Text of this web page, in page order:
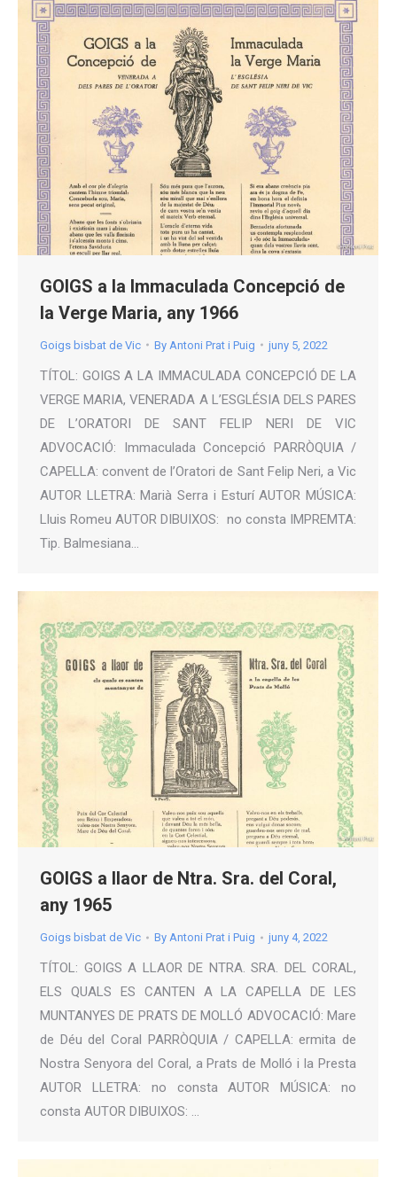
GOIGS a la Immaculada Concepció de
la Verge Maria, any 1966
Goigs bisbat de Vic By Antoni Prat i Puig juny 5, 2022
TÍTOL: GOIGS A LA IMMACULADA CONCEPCIÓ DE LA
VERGE MARIA, VENERADA A L’ESGLÉSIA DELS PARES
DE L’ORATORI DE SANT FELIP NERI DE VIC
ADVOCACIÓ: Immaculada Concepció PARRÒQUIA /
CAPELLA: convent de l’Oratori de Sant Felip Neri, a Vic
AUTOR LLETRA: Marià Serra i Esturí AUTOR MÚSICA:
Lluis Romeu AUTOR DIBUIXOS: no consta IMPREMTA:
Tip. Balmesiana…
GOIGS a llaor de Ntra. Sra. del Coral,
any 1965
Goigs bisbat de Vic By Antoni Prat i Puig juny 4, 2022
TÍTOL: GOIGS A LLAOR DE NTRA. SRA. DEL CORAL,
ELS QUALS ES CANTEN A LA CAPELLA DE LES
MUNTANYES DE PRATS DE MOLLÓ ADVOCACIÓ: Mare
de Déu del Coral PARRÒQUIA / CAPELLA: ermita de
Nostra Senyora del Coral, a Prats de Molló i la Presta
AUTOR LLETRA: no consta AUTOR MÚSICA: no
consta AUTOR DIBUIXOS: …